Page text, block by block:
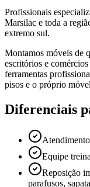
Profissionais
Marsilac e toda a
extremo sul.
Montamos móveis de
escritórios e
ferramentas
pisos e o próprio
Diferenciais
Equipe
Reposição
parafusos,